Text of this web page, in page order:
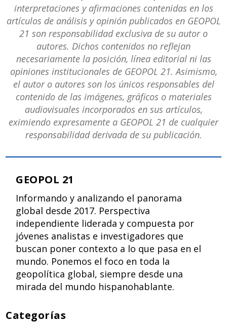
interpretaciones y afirmaciones contenidas en los
artículos de análisis y opinión publicados en GEOPOL
21 son responsabilidad exclusiva de su autor o
autores. Dichos contenidos no reflejan
necesariamente la posición, línea editorial ni las
opiniones institucionales de GEOPOL 21. Asimismo,
el autor o autores son los únicos responsables del
contenido de las imágenes, gráficos o materiales
audiovisuales incorporados en sus artículos,
eximiendo expresamente a GEOPOL 21 de cualquier
responsabilidad derivada de su publicación.
GEOPOL 21
Informando y analizando el panorama
global desde 2017. Perspectiva
independiente liderada y compuesta por
jóvenes analistas e investigadores que
buscan poner contexto a lo que pasa en el
mundo. Ponemos el foco en toda la
geopolítica global, siempre desde una
mirada del mundo hispanohablante.
Categorías